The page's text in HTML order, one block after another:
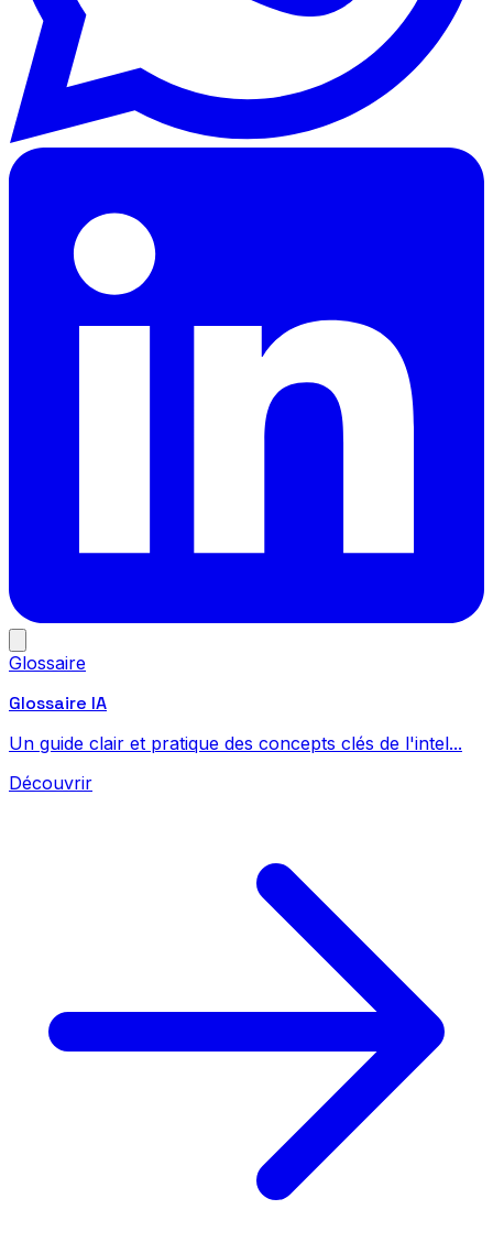
Glossaire
Glossaire IA
Un guide clair et pratique des concepts clés de l'intel...
Découvrir